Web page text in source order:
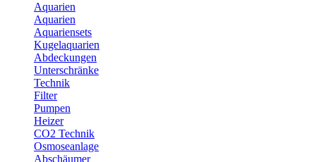
Aquarien
Aquarien
Aquariensets
Kugelaquarien
Abdeckungen
Unterschränke
Technik
Filter
Pumpen
Heizer
CO2 Technik
Osmoseanlage
Abschäumer